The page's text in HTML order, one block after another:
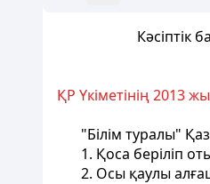
Кәсiптiк
ҚР Үкіметінің 2013
"Білім туралы"
1. Қоса берiліп
2. Осы қаулы